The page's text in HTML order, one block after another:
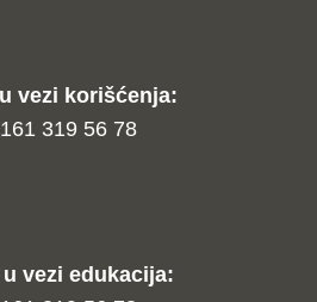
vezi korišćenja:
319 56 78
vezi edukacija: